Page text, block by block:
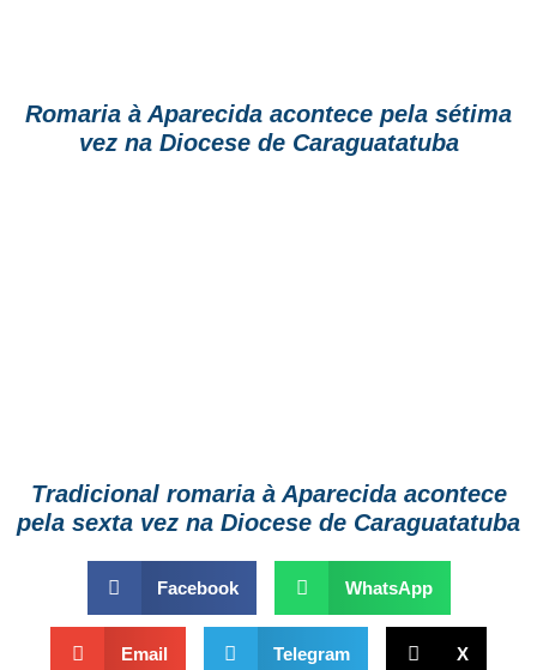
Romaria à Aparecida acontece pela sétima
vez na Diocese de Caraguatatuba
Tradicional romaria à Aparecida acontece
pela sexta vez na Diocese de Caraguatatuba
Facebook WhatsApp
Email Telegram X